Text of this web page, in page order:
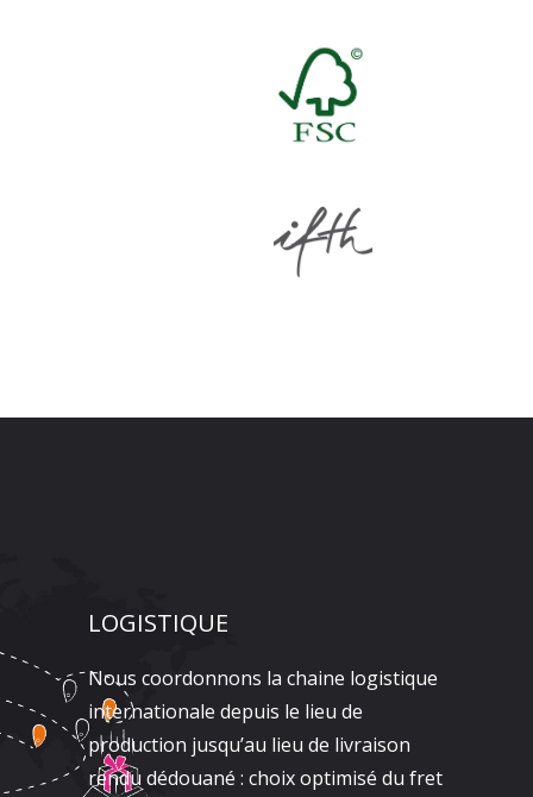
LOGISTIQUE
Nous coordonnons la chaine logistique
internationale depuis le lieu de
production jusqu’au lieu de livraison
rendu dédouané : choix optimisé du fret